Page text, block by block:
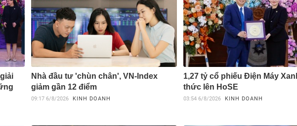
Nhà đầu tư 'chùn chân', VN-Index
giảm gần 12 điểm
09:17 6/8/2026 KINH DOANH
1,27 tỷ cổ phiếu Điện Máy
thức lên HoSE
03:54 6/8/2026 KINH DOANH